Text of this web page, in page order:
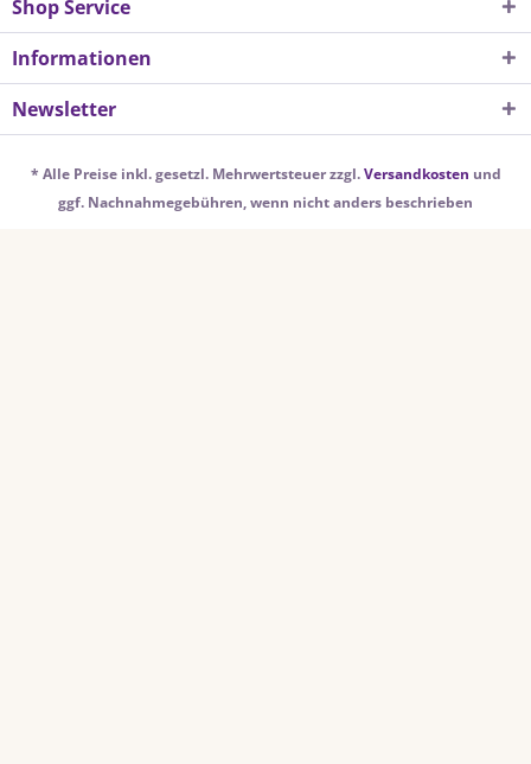
Shop Service
Informationen
Newsletter
* Alle Preise inkl. gesetzl. Mehrwertsteuer zzgl.Versandkosten und
ggf. Nachnahmegebühren, wenn nicht anders beschrieben